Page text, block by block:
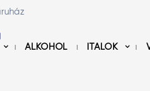
ALKOHOL ITALOK